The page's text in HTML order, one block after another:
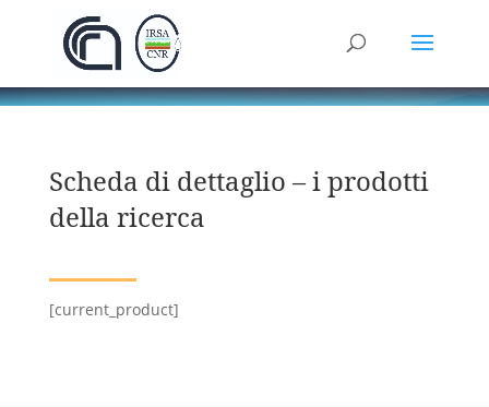
Scheda di dettaglio – i prodotti
della ricerca
[current_product]